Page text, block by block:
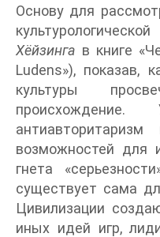
Основу для
Хёйзинга в книге
Ludens»), показав,
культуры
происхождение.
возможностей для
гнета
существует сама
Цивилизации
иных идей игр,